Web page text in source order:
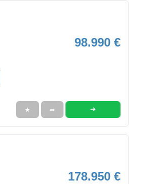
98.990 €
★ ➦ ➜
178.950 €